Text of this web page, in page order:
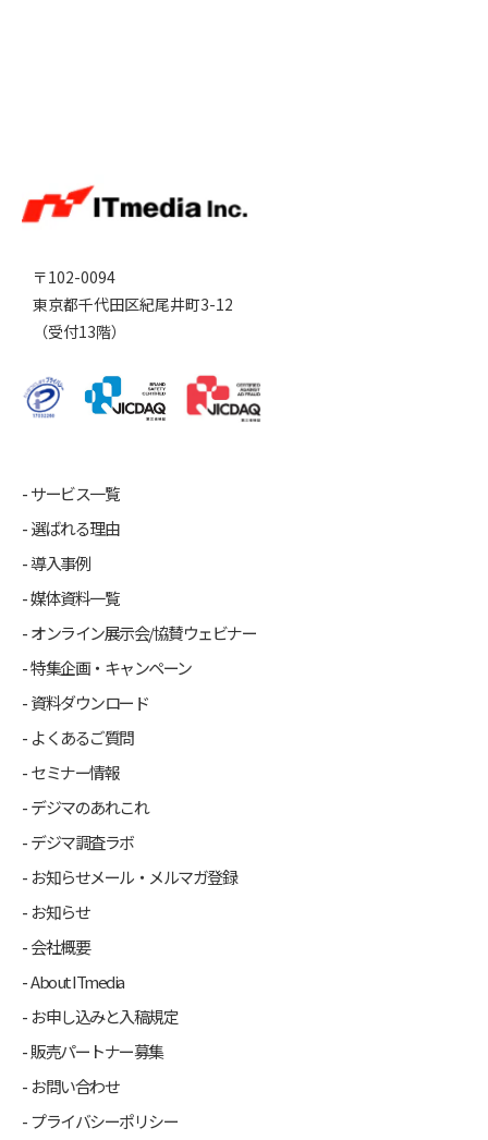
〒102-0094
東京都千代田区紀尾井町3-12
（受付13階）
サービス一覧
選ばれる理由
導入事例
媒体資料一覧
オンライン展示会/協賛ウェビナー
特集企画・キャンペーン
資料ダウンロード
よくあるご質問
セミナー情報
デジマのあれこれ
デジマ調査ラボ
お知らせメール・メルマガ登録
お知らせ
会社概要
About ITmedia
お申し込みと入稿規定
販売パートナー募集
お問い合わせ
プライバシーポリシー